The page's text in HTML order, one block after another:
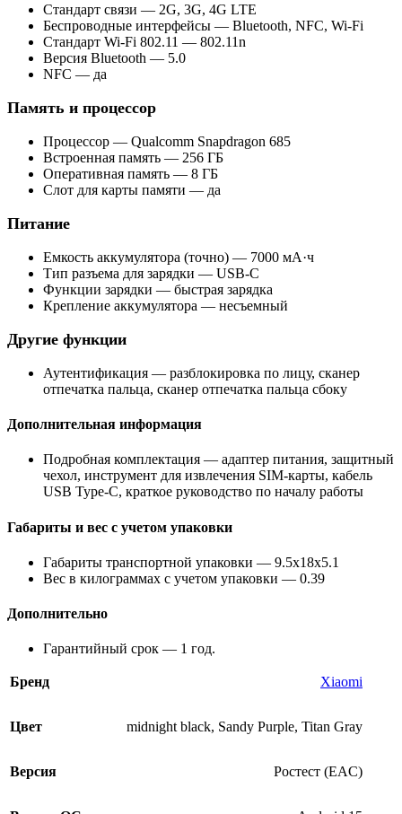
Стандарт связи — 2G, 3G, 4G LTE
Беспроводные интерфейсы — Bluetooth, NFC, Wi-Fi
Стандарт Wi-Fi 802.11 — 802.11n
Версия Bluetooth — 5.0
NFC — да
Память и процессор
Процессор — Qualcomm Snapdragon 685
Встроенная память — 256 ГБ
Оперативная память — 8 ГБ
Слот для карты памяти — да
Питание
Емкость аккумулятора (точно) — 7000 мА·ч
Тип разъема для зарядки — USB-C
Функции зарядки — быстрая зарядка
Крепление аккумулятора — несъемный
Другие функции
Аутентификация — разблокировка по лицу, сканер
отпечатка пальца, сканер отпечатка пальца сбоку
Дополнительная информация
Подробная комплектация — адаптер питания, защитный
чехол, инструмент для извлечения SIM-карты, кабель
USB Type-C, краткое руководство по началу работы
Габариты и вес с учетом упаковки
Габариты транспортной упаковки — 9.5x18x5.1
Вес в килограммах с учетом упаковки — 0.39
Дополнительно
Гарантийный срок — 1 год.
Бренд Xiaomi
Цвет midnight black, Sandy Purple, Titan Gray
Версия Ростест (EAC)